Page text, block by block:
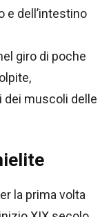
e dell’intestino
giro di poche
dei muscoli delle
la prima volta